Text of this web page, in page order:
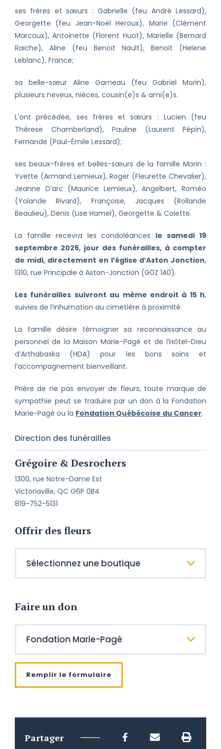
ses frères et sœurs : Gabrielle (feu André Lessard),
Georgette (feu Jean-Noël Heroux), Marie (Clément
Marcoux), Antoinette (Florent Huot), Marielle (Bernard
Raiche), Aline (feu Benoit Nault), Benoit (Helene
Leblanc), France;
sa belle-sœur Aline Garneau (feu Gabriel Morin),
plusieurs neveux, nièces, cousin(e)s & ami(e)s.
L’ont précédée, ses frères et sœurs : Lucien (feu
Thérese Chamberland), Pauline (Laurent Pépin),
Fernande (Paul-Émile Lessard);
ses beaux-frères et belles-sœurs de la famille Morin :
Yvette (Armand Lemieux), Roger (Fleurette Chevalier),
Jeanne D’arc (Maurice Lemieux), Angelbert, Roméo
(Yolande Rivard), Françoise, Jacques (Rollande
Beaulieu), Denis (Lise Hamel), Georgette & Colette.
La famille recevra les condoléances le samedi 19
septembre 2026, jour des funérailles, à compter
de midi, directement en l’église d’Aston Jonction,
1310, rue Principale à Aston-Jonction (G0Z 1A0).
Les funérailles suivront au même endroit à 15 h,
suivies de l’inhumation au cimetière à proximité.
La famille désire témoigner sa reconnaissance au
personnel de la Maison Marie-Pagé et de l’Hôtel-Dieu
d’Arthabaska (HDA) pour les bons soins et
l’accompagnement bienveillant.
Prière de ne pas envoyer de fleurs, toute marque de
sympathie peut se traduire par un don à la Fondation
Marie-Pagé ou la Fondation Québécoise du Cancer.
Direction des funérailles
Grégoire & Desrochers
1300, rue Notre-Dame Est
Victoriaville, QC G6P 0B4
819-752-5131
Offrir des fleurs
Faire un don
Remplir le formulaire
Partager